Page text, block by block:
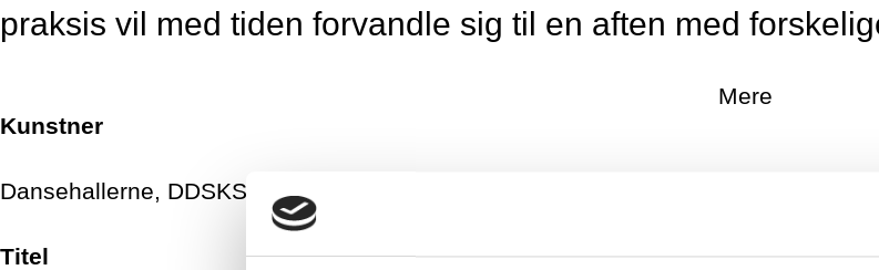
praksis vil med tiden forvandle sig til en aften med
Mere
Kunstner
Dansehallerne, DDSKS
Titel